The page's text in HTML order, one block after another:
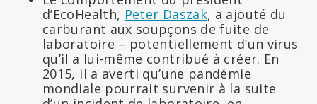
d’EcoHealth, Peter Daszak, a ajouté du
carburant aux soupçons de fuite de
laboratoire – potentiellement d’un virus
qu’il a lui-même contribué à créer. En
2015, il a averti qu’une pandémie
mondiale pourrait survenir à la suite